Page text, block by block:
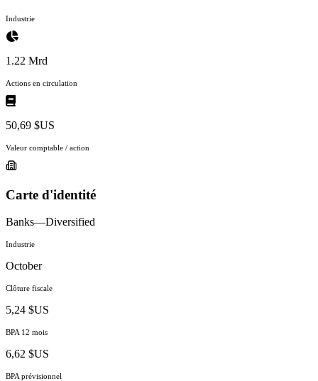
Industrie
1.22 Mrd
Actions en circulation
50,69 $US
Valeur comptable / action
Carte d'identité
Banks—Diversified
Industrie
October
Clôture fiscale
5,24 $US
BPA 12 mois
6,62 $US
BPA prévisionnel